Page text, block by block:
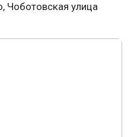
Чоботовская улица